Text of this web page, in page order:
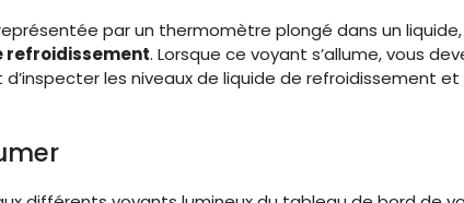
par un thermomètre plongé dans un liquide,
refroidissement. Lorsque ce voyant s’allume, vous
d’inspecter les niveaux de liquide de refroidissement